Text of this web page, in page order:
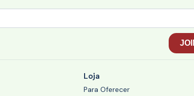
Loja
Para Oferecer